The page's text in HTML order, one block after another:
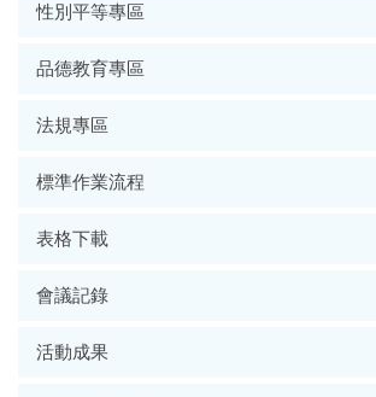
性別平等專區
品德教育專區
法規專區
標準作業流程
表格下載
會議記錄
活動成果